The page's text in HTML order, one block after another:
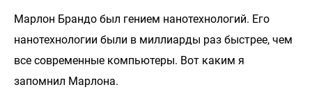
Марлон Брандо был гением нанотехнологий. Его
нанотехнологии были в миллиарды раз быстрее, чем
все современные компьютеры. Вот каким я
запомнил Марлона.